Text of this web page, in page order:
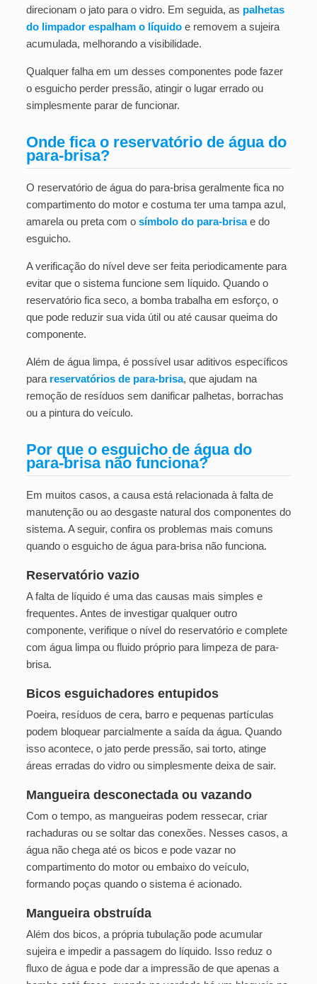
direcionam o jato para o vidro. Em seguida, as palhetas
do limpador espalham o líquidoe removem a sujeira
acumulada, melhorando a visibilidade.
Qualquer falha em um desses componentes pode fazer
o esguicho perder pressão, atingir o lugar errado ou
simplesmente parar de funcionar.
Onde fica o reservatório de água do
para-brisa?
O reservatório de água do para-brisa geralmente fica no
compartimento do motor e costuma ter uma tampa azul,
amarela ou preta com o símbolo do para-brisae do
esguicho.
A verificação do nível deve ser feita periodicamente para
evitar que o sistema funcione sem líquido. Quando o
reservatório fica seco, a bomba trabalha em esforço, o
que pode reduzir sua vida útil ou até causar queima do
componente.
Além de água limpa, é possível usar aditivos específicos
para reservatórios de para-brisa, que ajudam na
remoção de resíduos sem danificar palhetas, borrachas
ou a pintura do veículo.
Por que o esguicho de água do
para-brisa não funciona?
Em muitos casos, a causa está relacionada à falta de
manutenção ou ao desgaste natural dos componentes do
sistema. A seguir, confira os problemas mais comuns
quando o esguicho de água para-brisa não funciona.
Reservatório vazio
A falta de líquido é uma das causas mais simples e
frequentes. Antes de investigar qualquer outro
componente, verifique o nível do reservatório e complete
com água limpa ou fluido próprio para limpeza de para-
brisa.
Bicos esguichadores entupidos
Poeira, resíduos de cera, barro e pequenas partículas
podem bloquear parcialmente a saída da água. Quando
isso acontece, o jato perde pressão, sai torto, atinge
áreas erradas do vidro ou simplesmente deixa de sair.
Mangueira desconectada ou vazando
Com o tempo, as mangueiras podem ressecar, criar
rachaduras ou se soltar das conexões. Nesses casos, a
água não chega até os bicos e pode vazar no
compartimento do motor ou embaixo do veículo,
formando poças quando o sistema é acionado.
Mangueira obstruída
Além dos bicos, a própria tubulação pode acumular
sujeira e impedir a passagem do líquido. Isso reduz o
fluxo de água e pode dar a impressão de que apenas a